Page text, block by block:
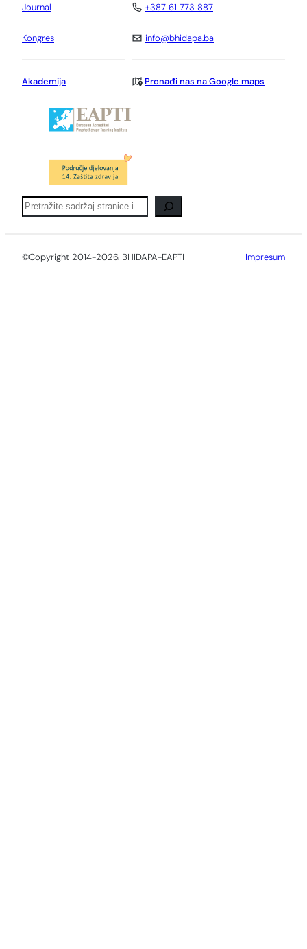
Journal
Kongres
Akademija
+387 61 773 887
info@bhidapa.ba
Pronađi nas na Google maps
Pretraga
©Copyright 2014-2026. BHIDAPA-EAPTI Impresum